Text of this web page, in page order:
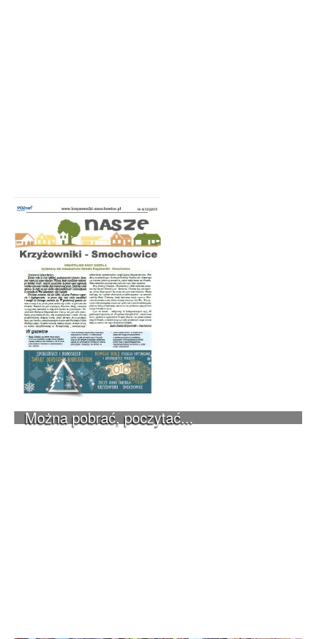
Można pobrać, poczytać...